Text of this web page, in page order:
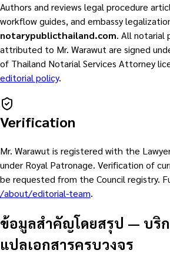
Authors and reviews legal procedure
workflow guides, and embassy
notarypublicthailand.com. All notarial
attributed to Mr. Warawutare signed
of Thailand Notarial Services Attorney
editorial policy.
Verification
Mr. Warawut is registered with the
under Royal Patronage. Verification of
be requested from the Council registry.
/about/editorial-team.
ข้อมูลสำคัญโดยสรุป — บริ
แปลเอกสารครบวงจร